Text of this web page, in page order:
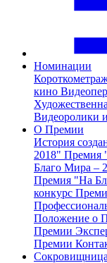
Номинации
кино
Видеоролики
О Премии
История
2018" Премия
Благо Мира –
Премия "На
конкурс
Положение о
Премии
Премии
Сокровищница